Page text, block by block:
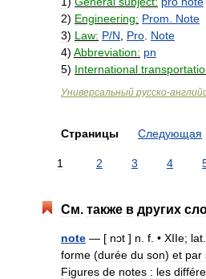
2) Engineering: Prom
Note
3) Law: P/N Pro Note
4) Abbreviation: pn
5) International
Универсальный русско-
Страницы Следующая
1 2 3 4
См. также в других
note — [ nɔt ] n f . • XIIe; lat
forme (durée du son) et par
Figures de notes : les